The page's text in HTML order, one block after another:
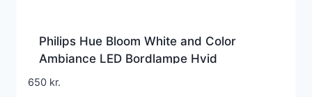
Philips Hue Bloom White and Color
Ambiance LED Bordlampe Hvid
650 kr.